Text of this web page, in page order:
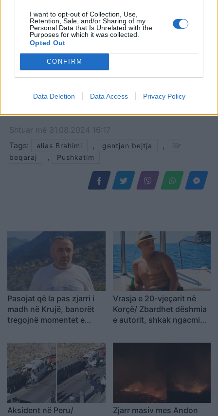
I want to opt-out of Collection, Use,
Retention, Sale, and/or Sharing of my
Personal Data that Is Unrelated with the
Purposes for which it was collected.
Opted Out
CONFIRM
Data Deletion Data Access Privacy Policy
Shtuar më 31.08.2024 16:17
Tags:
alias Brahimi , gentjan bejtja ,
ilir
beqaraj
, Pushkatim
Pasojat që la pas zjarri i
madh në Krujë, banorët
tregojnë momentet e
mbajtur vetë nën kontroll,
zjarrfikësja fiku vetëm
vatrat e vogla (VIDEO)
Vrasja e 20-vjeçarit në
Korçë/ Zbardhet dëshmia
e autorit, shkak ngacmimi
Aksident në Peru/
Zjarr masiv mes Andon